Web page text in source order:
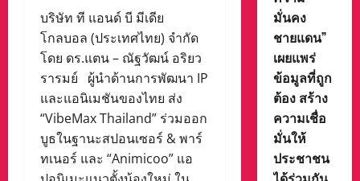
บริษัท ที แอนด์ บี มีเดีย
โกลบอล (ประเทศไทย) จำกัด
โดย ดร.แตน – ณัฐวัฒน์ อริยว
รารมย์ ผู้นำด้านการพัฒนา IP
และแอนิเมชันของไทย ส่ง
“VibeMax Thailand” ร่วมออก
บูธในฐานะสปอนเซอร์ & พาร์
ทเนอร์ และ “Animicoo” แอ
มั่นคง
ชายแดน”
เผยแพร่
ข้อมูลที่ถูก
ต้อง สร้าง
ความเชื่อ
มั่นให้
ประชาชน